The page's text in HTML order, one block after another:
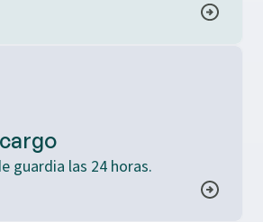
guardia las 24 horas.